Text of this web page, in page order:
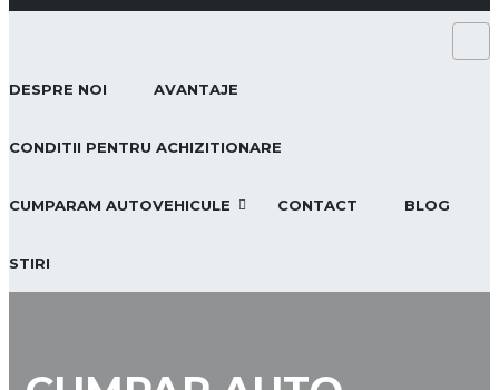
DESPRE NOI AVANTAJE
CONDITII PENTRU ACHIZITIONARE
CUMPARAM AUTOVEHICULE CONTACT BLOG
STIRI